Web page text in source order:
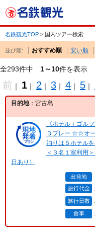
名鉄観光TOP > 国内ツアー検索
並び順: おすすめ順 安い順
全293件中 1～10件を表示
前 ｜ 1 ｜ 2 ｜ 3 ｜ 4 ｜ 5 ｜
目的地：宮古島
《ホテル＋ゴ
３プレー ☆☆オ
泊りは５ホテル
＜３名１室利用
日あり）
出発地
旅行代金
旅行日数
食事